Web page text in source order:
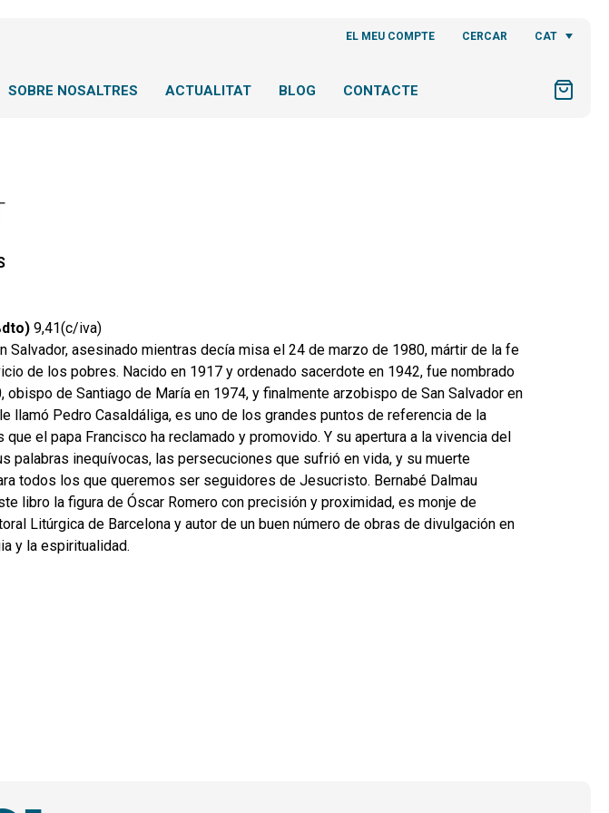
EL MEU COMPTE CERCAR CAT
SOBRE NOSALTRES ACTUALITAT BLOG CONTACTE
9,41(c/iva)
Salvador, asesinado mientras decía misa el 24 de marzo de 1980, mártir de la fe
de los pobres. Nacido en 1917 y ordenado sacerdote en 1942, fue nombrado
obispo de Santiago de María en 1974, y finalmente arzobispo de San Salvador en
llamó Pedro Casaldáliga, es uno de los grandes puntos de referencia de la
el papa Francisco ha reclamado y promovido. Y su apertura a la vivencia del
palabras inequívocas, las persecuciones que sufrió en vida, y su muerte
todos los que queremos ser seguidores de Jesucristo. Bernabé Dalmau
libro la figura de Óscar Romero con precisión y proximidad, es monje de
Litúrgica de Barcelona y autor de un buen número de obras de divulgación en
y la espiritualidad.